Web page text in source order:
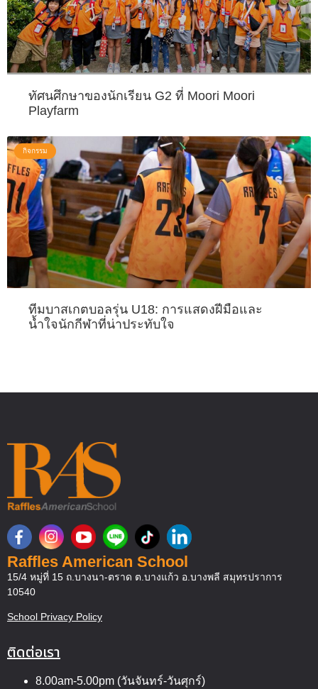
ทัศนศึกษาของนักเรียน G2 ที่ Moori Moori
Playfarm
กิจกรรม
ทีมบาสเกตบอลรุ่น U18: การแสดงฝีมือและ
น้ำใจนักกีฬาที่น่าประทับใจ
Raffles American School
15/4 หมู่ที่ 15 ถ.บางนา-ตราด ต.บางแก้ว อ.บางพลี สมุทรปราการ
10540
School Privacy Policy
ติดต่อเรา
8.00am-5.00pm (วันจันทร์-วันศุกร์)